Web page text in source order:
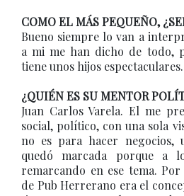
COMO EL MÁS PEQUEÑO,
Bueno siempre lo van a
a mi me han dicho de todo,
tiene unos hijos espectaculares.
¿QUIÉN ES SU MENTOR
Juan Carlos Varela. El me
social, político, con una sola
no es para hacer negocios,
quedó marcada porque a
remarcando en ese tema.
de Pub Herrerano era el